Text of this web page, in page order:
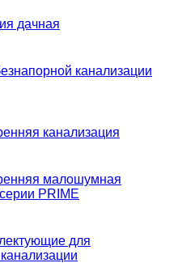
дачная
канализации
канализация
малошумная
PRIME
для